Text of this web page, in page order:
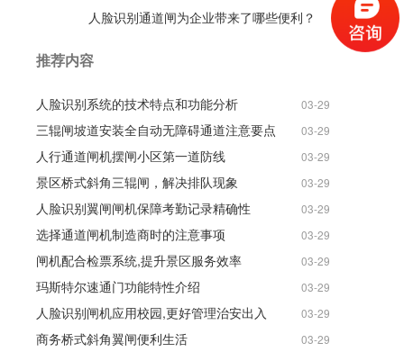
人脸识别通道闸为企业带来了哪些便利？
推荐内容
人脸识别系统的技术特点和功能分析 03-29
三辊闸坡道安装全自动无障碍通道注意要点 03-29
人行通道闸机摆闸小区第一道防线 03-29
景区桥式斜角三辊闸，解决排队现象 03-29
人脸识别翼闸闸机保障考勤记录精确性 03-29
选择通道闸机制造商时的注意事项 03-29
闸机配合检票系统,提升景区服务效率 03-29
玛斯特尔速通门功能特性介绍 03-29
人脸识别闸机应用校园,更好管理治安出入 03-29
商务桥式斜角翼闸便利生活 03-29